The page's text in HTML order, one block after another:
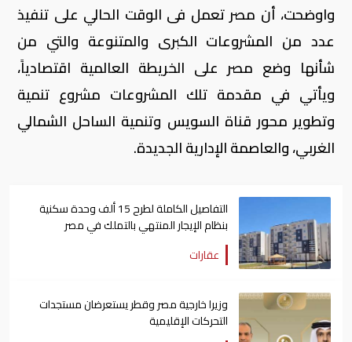
واوضحت، أن مصر تعمل فى الوقت الحالي على تنفيذ
عدد من المشروعات الكبرى والمتنوعة والتي من
شأنها وضع مصر على الخريطة العالمية اقتصادياً،
ويأتي في مقدمة تلك المشروعات مشروع تنمية
وتطوير محور قناة السويس وتنمية الساحل الشمالي
الغربي، والعاصمة الإدارية الجديدة.
التفاصيل الكاملة لطرح 15 ألف وحدة سكنية
بنظام الإيجار المنتهي بالتملك في مصر
عقارات
وزيرا خارجية مصر وقطر يستعرضان مستجدات
التحركات الإقليمية